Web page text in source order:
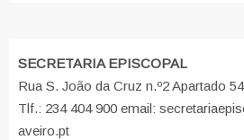
SECRETARIA EPISCOPAL
Rua S. João da Cruz n.º2 Apartado
Tlf.: 234 404 900 email:
aveiro.pt